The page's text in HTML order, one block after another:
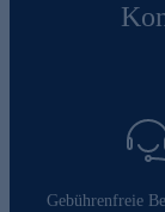
Gebührenfreie